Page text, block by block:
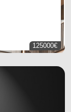
125000€